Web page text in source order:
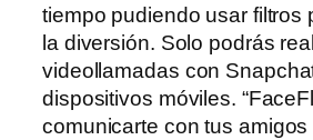
tiempo pudiendo usar filtros
la diversión. Solo podrás
videollamadas con
dispositivos móviles.
comunicarte con tus